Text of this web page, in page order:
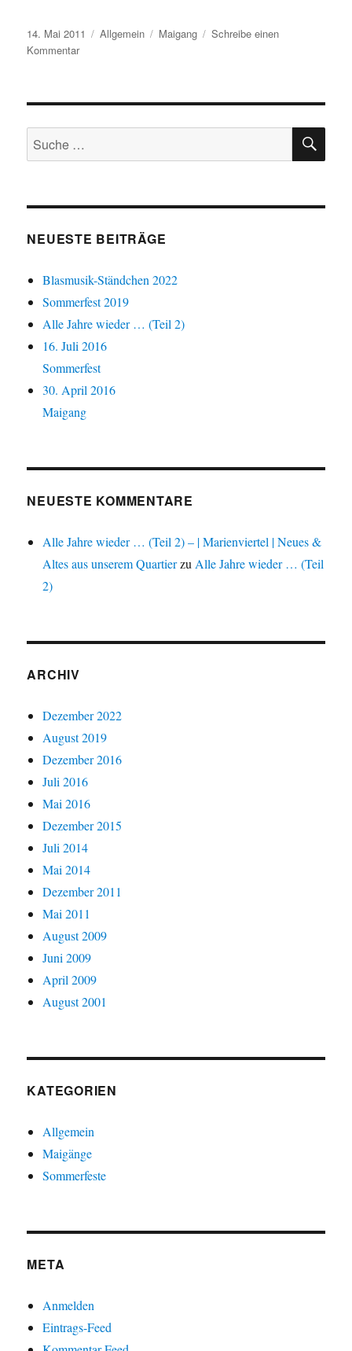
Veröffentlicht
am
14. Mai 2011 Kategorien
Allgemein Schlagwörter
Maigang
Schreibe einen
Kommentarzu
Suche
nach:
NEUESTE BEITRÄGE
Blasmusik-Ständchen 2022
Sommerfest 2019
Alle Jahre wieder … (Teil 2)
16. Juli 2016
Sommerfest
30. April 2016
Maigang
NEUESTE KOMMENTARE
Alle Jahre wieder … (Teil 2) – | Marienviertel | Neues &
Altes aus unserem Quartierzu Alle Jahre wieder … (Teil
2)
ARCHIV
Dezember 2022
August 2019
Dezember 2016
Juli 2016
Mai 2016
Dezember 2015
Juli 2014
Mai 2014
Dezember 2011
Mai 2011
August 2009
Juni 2009
April 2009
August 2001
KATEGORIEN
Allgemein
Maigänge
Sommerfeste
META
Anmelden
Eintrags-Feed